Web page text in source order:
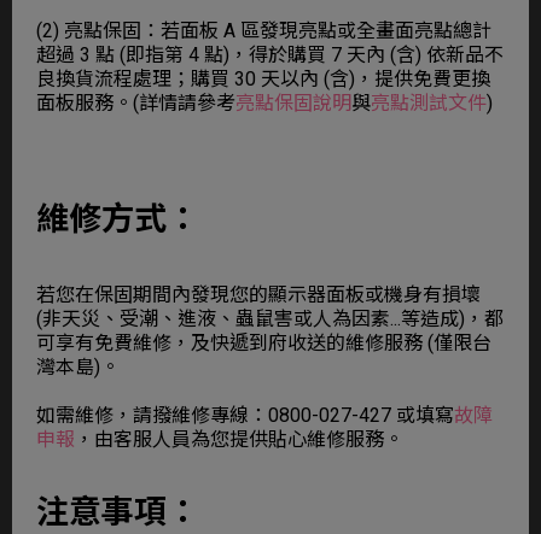
(2) 亮點保固：若面板 A 區發現亮點或全畫面亮點總計
超過 3 點 (即指第 4 點)，得於購買 7 天內 (含) 依新品不
良換貨流程處理；購買 30 天以內 (含)，提供免費更換
面板服務。(詳情請參考亮點保固說明與亮點測試文件)
維修方式：
若您在保固期間內發現您的顯示器面板或機身有損壞
(非天災、受潮、進液、蟲鼠害或人為因素...等造成)，都
可享有免費維修，及快遞到府收送的維修服務 (僅限台
灣本島)。
如需維修，請撥維修專線：0800-027-427 或填寫故障
申報 ，由客服人員為您提供貼心維修服務。
注意事項：